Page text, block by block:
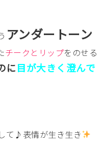
アンダートーン
チークとリップをのせる
に目が大きく澄んで
て♪表情が生き生き